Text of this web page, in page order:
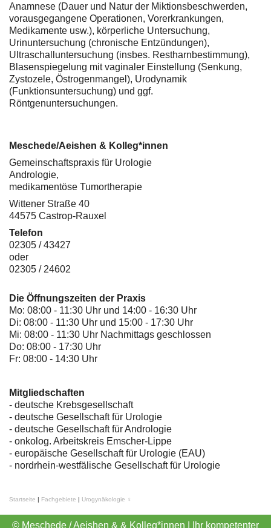
Anamnese (Dauer und Natur der Miktionsbeschwerden,
vorausgegangene Operationen, Vorerkrankungen,
Medikamente usw.), körperliche Untersuchung,
Urinuntersuchung (chronische Entzündungen),
Ultraschalluntersuchung (insbes. Restharnbestimmung),
Blasenspiegelung mit vaginaler Einstellung (Senkung,
Zystozele, Östrogenmangel), Urodynamik
(Funktionsuntersuchung) und ggf.
Röntgenuntersuchungen.
Meschede/Aeishen & Kolleg*innen
Gemeinschaftspraxis für Urologie
Andrologie,
medikamentöse Tumortherapie
Wittener Straße 40
44575 Castrop-Rauxel
Telefon
02305 / 43427
oder
02305 / 24602
Die Öffnungszeiten der Praxis
Mo: 08:00 - 11:30 Uhr und 14:00 - 16:30 Uhr
Di: 08:00 - 11:30 Uhr und 15:00 - 17:30 Uhr
Mi: 08:00 - 11:30 Uhr Nachmittags geschlossen
Do: 08:00 - 17:30 Uhr
Fr: 08:00 - 14:30 Uhr
Mitgliedschaften
- deutsche Krebsgesellschaft
- deutsche Gesellschaft für Urologie
- deutsche Gesellschaft für Andrologie
- onkolog. Arbeitskreis Emscher-Lippe
- europäische Gesellschaft für Urologie (EAU)
- nordrhein-westfälische Gesellschaft für Urologie
Startseite | Fachgebiete | Urogynäkologie ♀
© Meschede / Aeishen & & Kolleg*innen | Ihr kompetenter